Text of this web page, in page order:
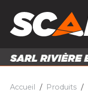
Accueil Produits